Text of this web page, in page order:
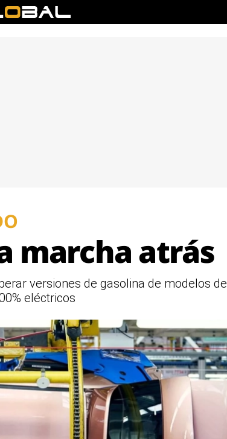
marcha atrás
versiones de gasolina de modelos
eléctricos